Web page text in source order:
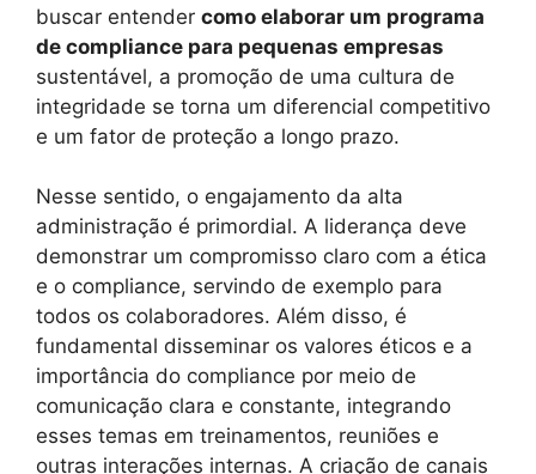
buscar entender como elaborar um programa
de compliance para pequenas empresas
sustentável, a promoção de uma cultura de
integridade se torna um diferencial competitivo
e um fator de proteção a longo prazo.
Nesse sentido, o engajamento da alta
administração é primordial. A liderança deve
demonstrar um compromisso claro com a ética
e o compliance, servindo de exemplo para
todos os colaboradores. Além disso, é
fundamental disseminar os valores éticos e a
importância do compliance por meio de
comunicação clara e constante, integrando
esses temas em treinamentos, reuniões e
outras interações internas. A criação de canais